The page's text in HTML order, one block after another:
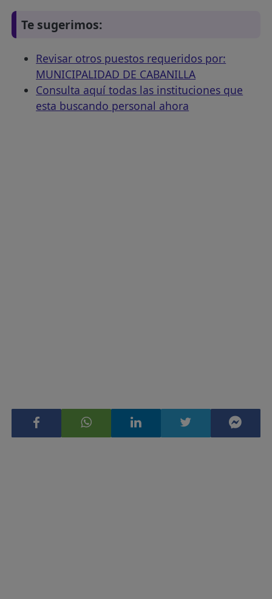
Te sugerimos:
Revisar otros puestos requeridos por:
MUNICIPALIDAD DE CABANILLA
Consulta aquí todas las instituciones que
esta buscando personal ahora